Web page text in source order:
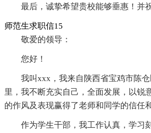
最后，诚挚希望贵校能够垂惠！并
师范生求职信15
敬爱的领导：
您好！
我叫xxx，我来自陕西省宝鸡市陈
里，我不断充实自己，全面发展，以锐
的作风及表现赢得了老师和同学的信任
作为学生干部，我工作认真，学习